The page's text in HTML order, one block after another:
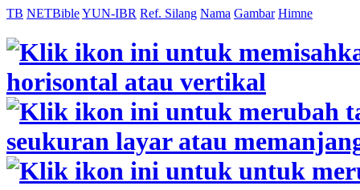
TB NETBibleYUN-IBR Ref. Silang Nama Gambar Himne